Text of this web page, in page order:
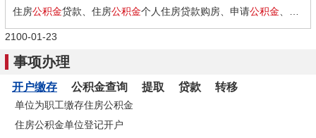
住房公积金贷款、住房公积金个人住房贷款购房、申请公积金
积金贷款
2100-01-23
事项办理
开户缴存 公积金查询 提取 贷款 转移
单位为职工缴存住房公积金
住房公积金单位登记开户